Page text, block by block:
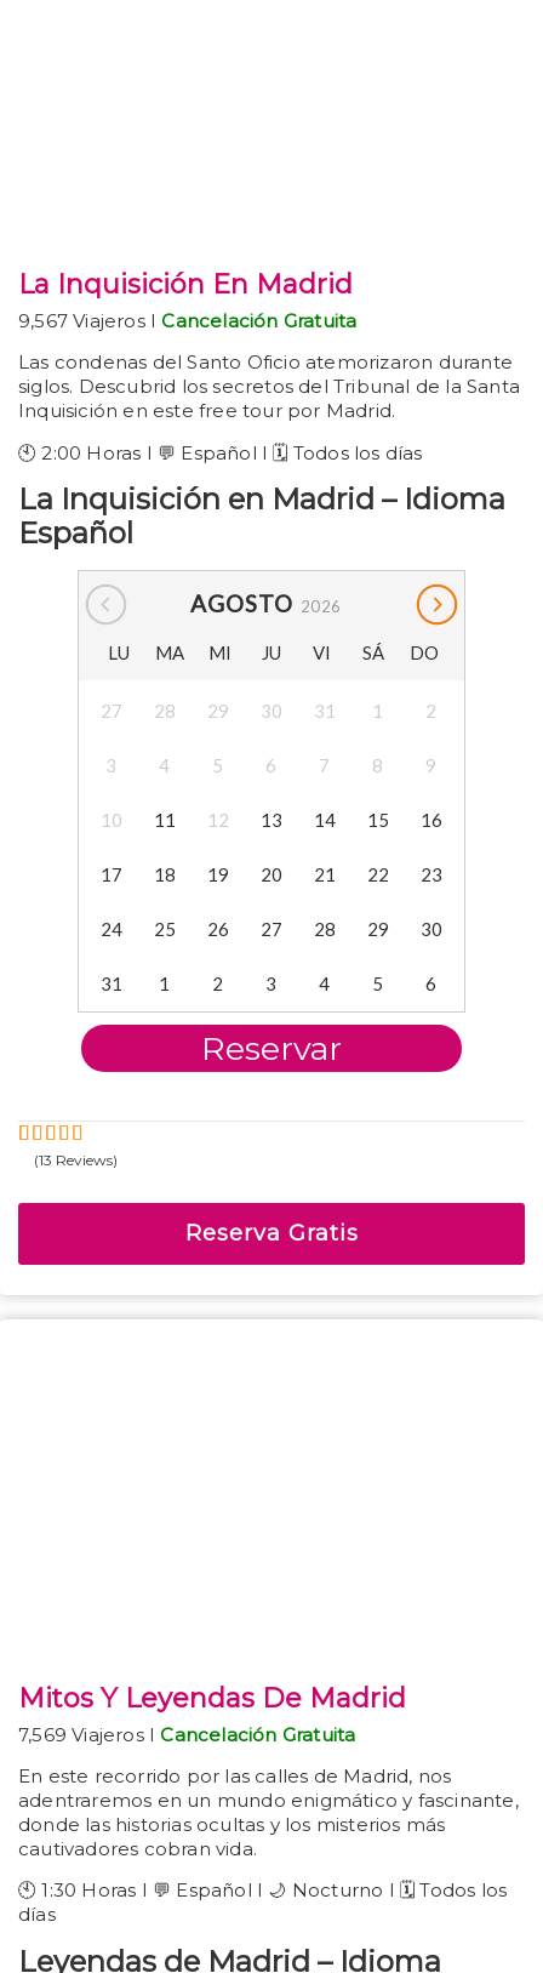
La Inquisición En Madrid
9,567 Viajeros ICancelación Gratuita
Las condenas del Santo Oficio atemorizaron durante
siglos. Descubrid los secretos del Tribunal de la Santa
Inquisición en este free tour por Madrid.
🕙 2:00 Horas I 💬 Español I 🗓️ Todos los días
La Inquisición en Madrid – Idioma
Español
AGOSTO 2026
LU MA MI JU VI SÁ DO
27 28 29 30 31 1 2
3 4 5 6 7 8 9
10 11 12 13 14 15 16
17 18 19 20 21 22 23
24 25 26 27 28 29 30
31 1 2 3 4 5 6
Reservar
5Fuera de
(13 Reviews)
Reserva Gratis
Mitos Y Leyendas De Madrid
7,569 Viajeros ICancelación Gratuita
En este recorrido por las calles de Madrid, nos
adentraremos en un mundo enigmático y fascinante,
donde las historias ocultas y los misterios más
cautivadores cobran vida.
🕙 1:30 Horas I 💬 Español I 🌙 Nocturno I 🗓️ Todos los
días
Leyendas de Madrid – Idioma